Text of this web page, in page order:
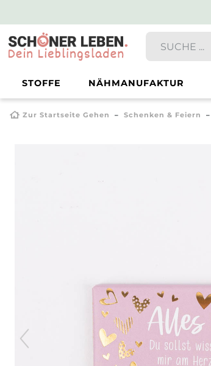
STOFFE NÄHMANUFAKTUR
Zur Startseite Gehen Schenken & Feiern